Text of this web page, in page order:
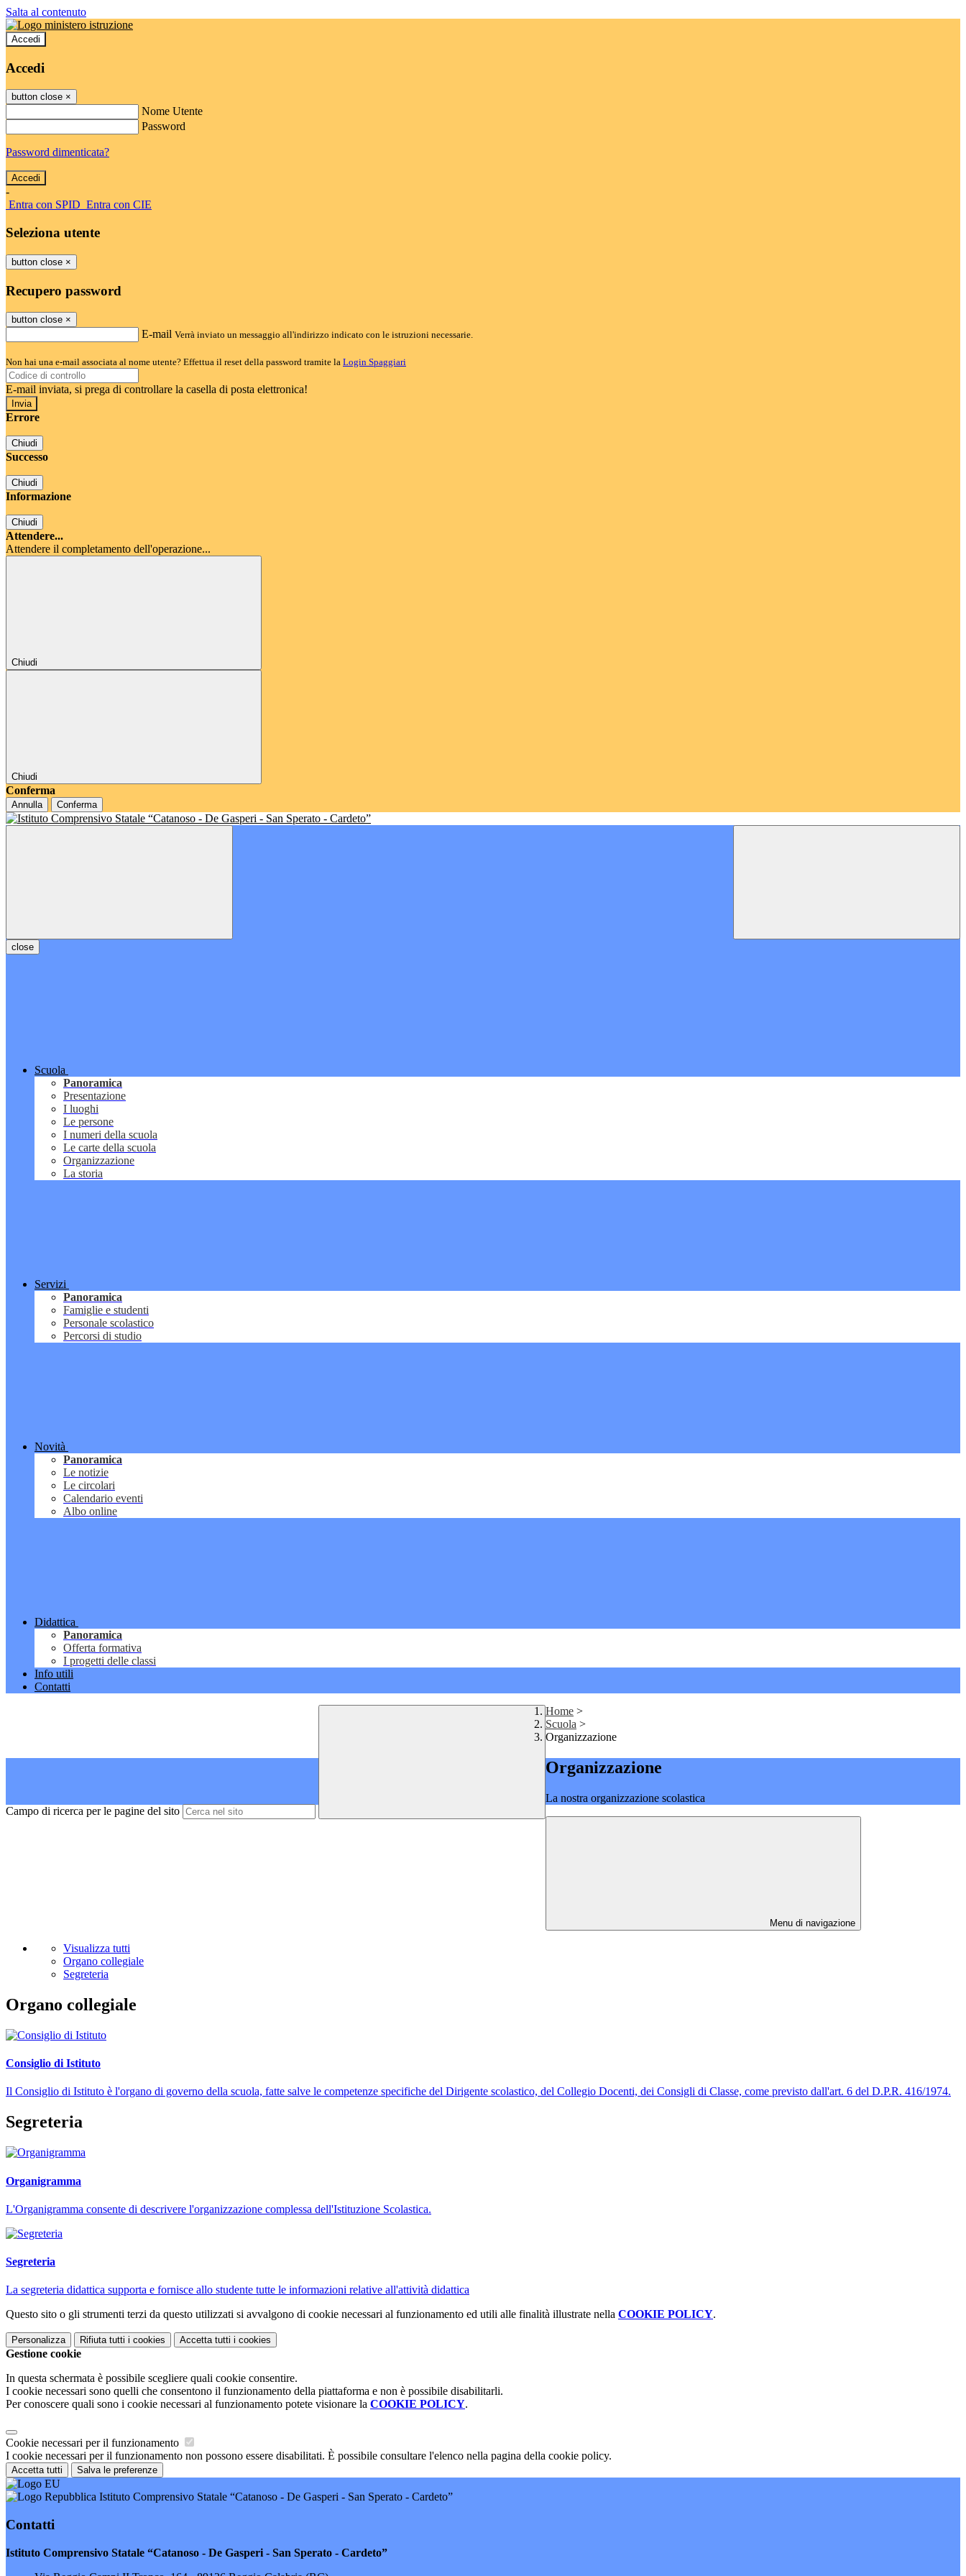
Salta al contenuto
Accedi
Accedi
button close ×
Nome Utente
Password
Password dimenticata?
-
Entra con SPID Entra con CIE
Seleziona utente
button close ×
Recupero password
button close ×
E-mail Verrà inviato un messaggio all'indirizzo indicato con le istruzioni necessarie.
Non hai una e-mail associata al nome utente? Effettua il reset della password tramite la Login Spaggiari
E-mail inviata, si prega di controllare la casella di posta elettronica!
Errore
Chiudi
Successo
Chiudi
Informazione
Chiudi
Attendere...
Attendere il completamento dell'operazione...
Chiudi
Chiudi
Conferma
Annulla Conferma
close
Scuola
Panoramica
Presentazione
I luoghi
Le persone
I numeri della scuola
Le carte della scuola
Organizzazione
La storia
Servizi
Panoramica
Famiglie e studenti
Personale scolastico
Percorsi di studio
Novità
Panoramica
Le notizie
Le circolari
Calendario eventi
Albo online
Didattica
Panoramica
Offerta formativa
I progetti delle classi
Info utili
Contatti
Campo di ricerca per le pagine del sito
Home >
Scuola >
Organizzazione
Organizzazione
La nostra organizzazione scolastica
Menu di navigazione
Visualizza tutti
Organo collegiale
Segreteria
Organo collegiale
Consiglio di Istituto
Il Consiglio di Istituto è l'organo di governo della scuola, fatte salve le competenze specifiche del Dirigente scolastico, del Collegio Docenti, dei Consigli di Classe, come previsto dall'art. 6 del D.P.R. 416/1974.
Segreteria
Organigramma
L'Organigramma consente di descrivere l'organizzazione complessa dell'Istituzione Scolastica.
Segreteria
La segreteria didattica supporta e fornisce allo studente tutte le informazioni relative all'attività didattica
Questo sito o gli strumenti terzi da questo utilizzati si avvalgono di cookie necessari al funzionamento ed utili alle finalità illustrate nella COOKIE POLICY.
Personalizza Rifiuta tutti i cookies Accetta tutti i cookies
Gestione cookie
In questa schermata è possibile scegliere quali cookie consentire.
I cookie necessari sono quelli che consentono il funzionamento della piattaforma e non è possibile disabilitarli.
Per conoscere quali sono i cookie necessari al funzionamento potete visionare la COOKIE POLICY.
Cookie necessari per il funzionamento
I cookie necessari per il funzionamento non possono essere disabilitati. È possibile consultare l'elenco nella pagina della cookie policy.
Accetta tutti Salva le preferenze
Istituto Comprensivo Statale “Catanoso - De Gasperi - San Sperato - Cardeto”
Contatti
Istituto Comprensivo Statale “Catanoso - De Gasperi - San Sperato - Cardeto”